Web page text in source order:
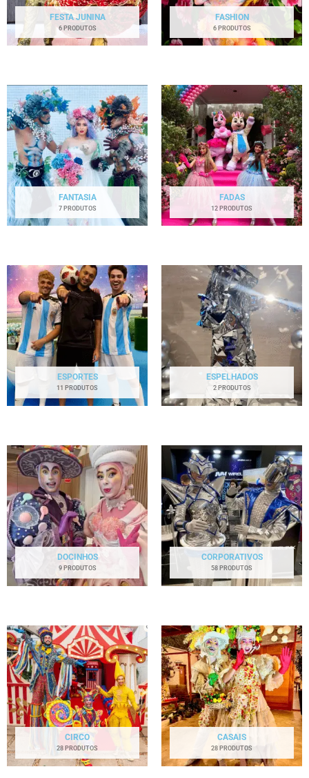
FESTA JUNINA
6 PRODUTOS
FASHION
6 PRODUTOS
FANTASIA
7 PRODUTOS
FADAS
12 PRODUTOS
ESPORTES
11 PRODUTOS
ESPELHADOS
2 PRODUTOS
DOCINHOS
9 PRODUTOS
CORPORATIVOS
58 PRODUTOS
CIRCO
28 PRODUTOS
CASAIS
28 PRODUTOS